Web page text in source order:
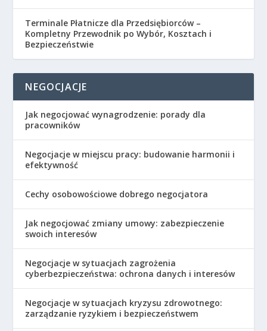
Terminale Płatnicze dla Przedsiębiorców –
Kompletny Przewodnik po Wybór, Kosztach i
Bezpieczeństwie
NEGOCJACJE
Jak negocjować wynagrodzenie: porady dla
pracowników
Negocjacje w miejscu pracy: budowanie harmonii i
efektywność
Cechy osobowościowe dobrego negocjatora
Jak negocjować zmiany umowy: zabezpieczenie
swoich interesów
Negocjacje w sytuacjach zagrożenia
cyberbezpieczeństwa: ochrona danych i interesów
Negocjacje w sytuacjach kryzysu zdrowotnego:
zarządzanie ryzykiem i bezpieczeństwem